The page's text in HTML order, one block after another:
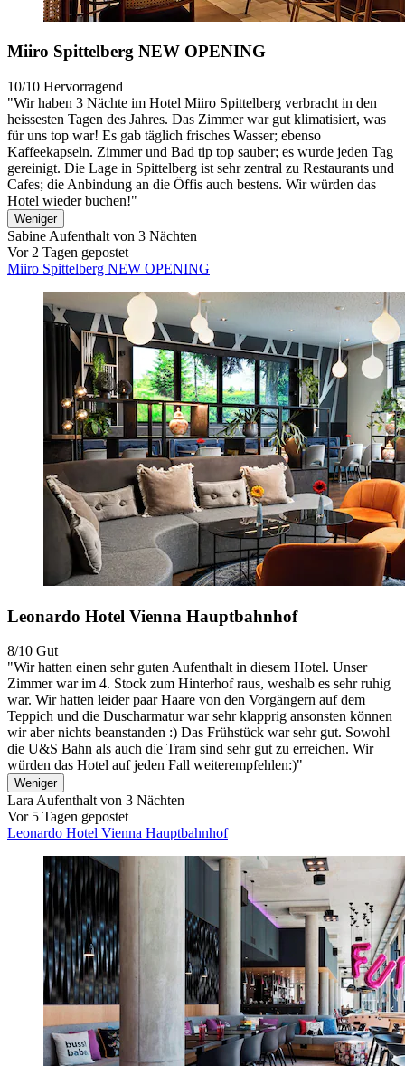
Miiro Spittelberg NEW OPENING
10/10 Hervorragend
"Wir haben 3 Nächte im Hotel Miiro Spittelberg verbracht in den
heissesten Tagen des Jahres. Das Zimmer war gut klimatisiert, was
für uns top war! Es gab täglich frisches Wasser; ebenso
Kaffeekapseln. Zimmer und Bad tip top sauber; es wurde jeden Tag
gereinigt. Die Lage in Spittelberg ist sehr zentral zu Restaurants und
Cafes; die Anbindung an die Öffis auch bestens. Wir würden das
Hotel wieder buchen!"
Weniger
Sabine Aufenthalt von 3 Nächten
Vor 2 Tagen gepostet
Miiro Spittelberg NEW OPENING
Leonardo Hotel Vienna Hauptbahnhof
8/10 Gut
"Wir hatten einen sehr guten Aufenthalt in diesem Hotel. Unser
Zimmer war im 4. Stock zum Hinterhof raus, weshalb es sehr ruhig
war. Wir hatten leider paar Haare von den Vorgängern auf dem
Teppich und die Duscharmatur war sehr klapprig ansonsten können
wir aber nichts beanstanden :) Das Frühstück war sehr gut. Sowohl
die U&S Bahn als auch die Tram sind sehr gut zu erreichen. Wir
würden das Hotel auf jeden Fall weiterempfehlen:)"
Weniger
LaraAufenthalt von 3 Nächten
Vor 5 Tagen gepostet
Leonardo Hotel Vienna Hauptbahnhof